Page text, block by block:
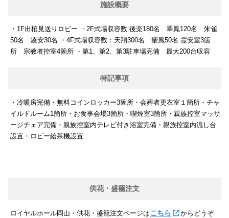
施設概要
・1F出棺見送りロビー ・2F式場収容数:後楽180名 翠鳳120名 朱雀
50名 凌安30名 ・4F式場収容数：天翔300名 聖風50名 霊安室3箇
所 宗教者控室4箇所 ・第1、第2、第3駐車場完備 最大200台収容
特記事項
・冷暖房完備・無料コインロッカー3箇所・会葬者更衣室１箇所・チャ
イルドルーム1箇所・お食事会場3箇所・喫煙室3箇所・親族控室マッサ
ージチェア完備・親族控室内テレビ付き浴室完備・親族控室内流し台
設置・ロビー給茶機設置
供花・盛籠注文
ロイヤルホール岡山・供花・盛籠注文ページはこちら からどうぞ